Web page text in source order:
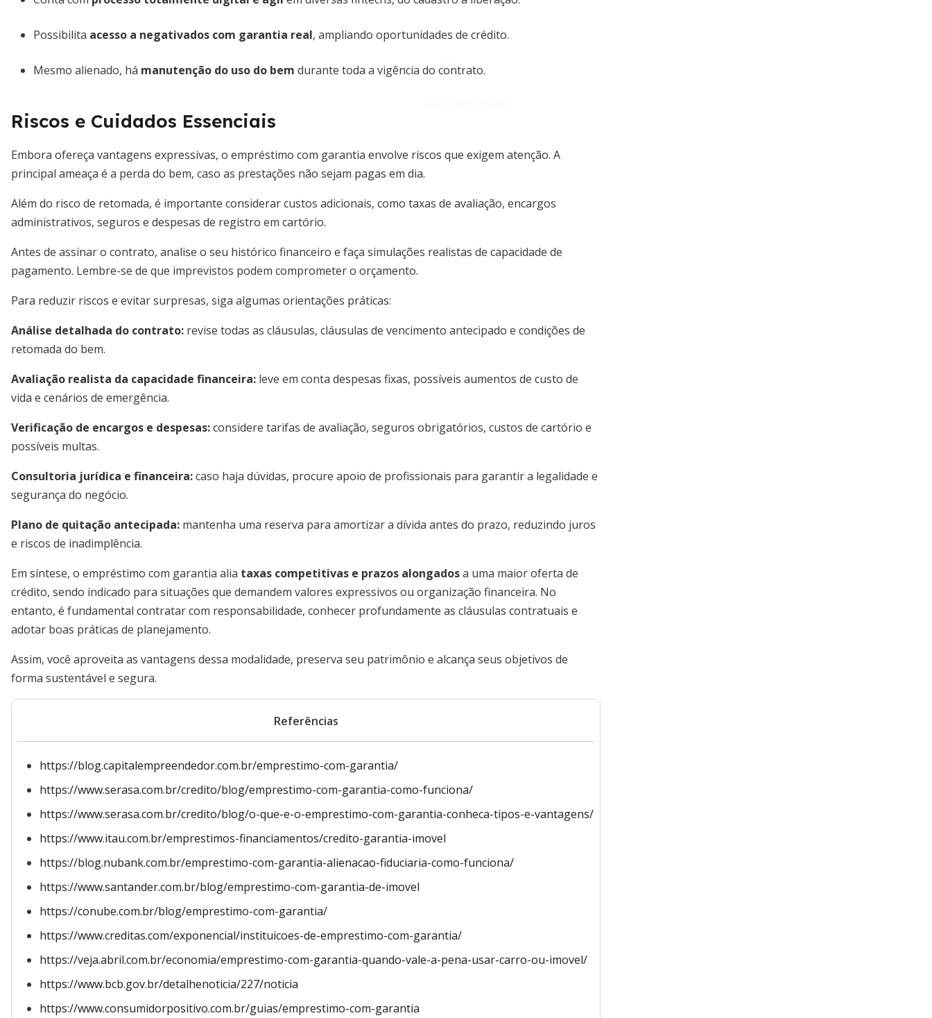
Possibilita acesso a negativados com garantia real, ampliando oportunidades de crédito.
Mesmo alienado, há manutenção do uso do bem durante toda a vigência do contrato.
Riscos e Cuidados Essenciais
Embora ofereça vantagens expressivas, o empréstimo com garantia envolve riscos que exigem atenção. A
principal ameaça é a perda do bem, caso as prestações não sejam pagas em dia.
Além do risco de retomada, é importante considerar custos adicionais, como taxas de avaliação, encargos
administrativos, seguros e despesas de registro em cartório.
Antes de assinar o contrato, analise o seu histórico financeiro e faça simulações realistas de capacidade de
pagamento. Lembre-se de que imprevistos podem comprometer o orçamento.
Para reduzir riscos e evitar surpresas, siga algumas orientações práticas:
Análise detalhada do contrato: revise todas as cláusulas, cláusulas de vencimento antecipado e condições de
retomada do bem.
Avaliação realista da capacidade financeira: leve em conta despesas fixas, possíveis aumentos de custo de
vida e cenários de emergência.
Verificação de encargos e despesas:considere tarifas de avaliação, seguros obrigatórios, custos de cartório e
possíveis multas.
Consultoria jurídica e financeira:caso haja dúvidas, procure apoio de profissionais para garantir a legalidade e
segurança do negócio.
Plano de quitação antecipada: mantenha uma reserva para amortizar a dívida antes do prazo, reduzindo juros
e riscos de inadimplência.
Em síntese, o empréstimo com garantia alia taxas competitivas e prazos alongadosa uma maior oferta de
crédito, sendo indicado para situações que demandem valores expressivos ou organização financeira. No
entanto, é fundamental contratar com responsabilidade, conhecer profundamente as cláusulas contratuais e
adotar boas práticas de planejamento.
Assim, você aproveita as vantagens dessa modalidade, preserva seu patrimônio e alcança seus objetivos de
forma sustentável e segura.
Referências
https://blog.capitalempreendedor.com.br/emprestimo-com-garantia/
https://www.serasa.com.br/credito/blog/emprestimo-com-garantia-como-funciona/
https://www.serasa.com.br/credito/blog/o-que-e-o-emprestimo-com-garantia-conheca-tipos-e-vantagens/
https://www.itau.com.br/emprestimos-financiamentos/credito-garantia-imovel
https://blog.nubank.com.br/emprestimo-com-garantia-alienacao-fiduciaria-como-funciona/
https://www.santander.com.br/blog/emprestimo-com-garantia-de-imovel
https://conube.com.br/blog/emprestimo-com-garantia/
https://www.creditas.com/exponencial/instituicoes-de-emprestimo-com-garantia/
https://veja.abril.com.br/economia/emprestimo-com-garantia-quando-vale-a-pena-usar-carro-ou-imovel/
https://www.bcb.gov.br/detalhenoticia/227/noticia
https://www.consumidorpositivo.com.br/guias/emprestimo-com-garantia